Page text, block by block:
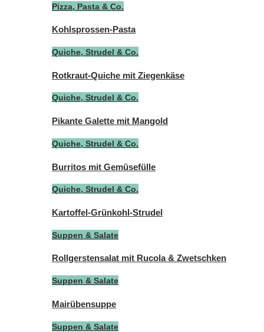
Pizza, Pasta & Co.
Kohlsprossen-Pasta
Quiche, Strudel & Co.
Rotkraut-Quiche mit Ziegenkäse
Quiche, Strudel & Co.
Pikante Galette mit Mangold
Quiche, Strudel & Co.
Burritos mit Gemüsefülle
Quiche, Strudel & Co.
Kartoffel-Grünkohl-Strudel
Suppen & Salate
Rollgerstensalat mit Rucola & Zwetschken
Suppen & Salate
Mairübensuppe
Suppen & Salate